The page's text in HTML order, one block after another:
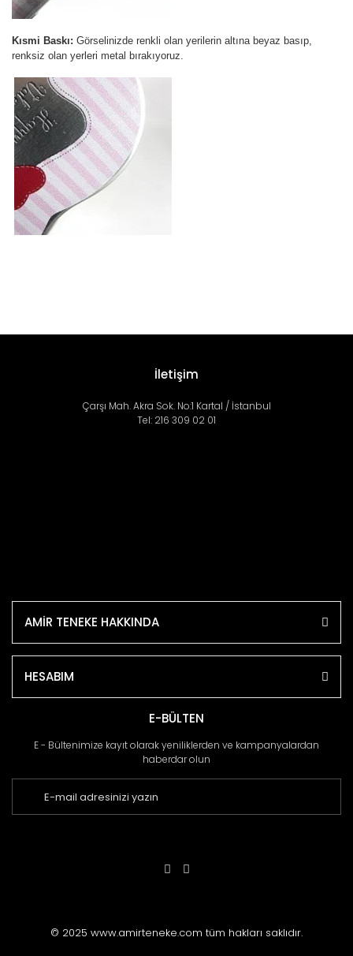
Kısmi Baskı: Görselinizde renkli olan yerilerin altına beyaz basıp,
renksiz olan yerleri metal bırakıyoruz.
İletişim
Çarşı Mah. Akra Sok. No:1 Kartal / İstanbul
Tel: 216 309 02 01
AMİR TENEKE HAKKINDA
HESABIM
E-BÜLTEN
E - Bültenimize kayıt olarak yeniliklerden ve kampanyalardan
haberdar olun
© 2025 www.amirteneke.com tüm hakları saklıdır.